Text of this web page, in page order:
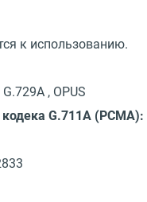
к использованию.
, OPUS
G.711A (PCMA):